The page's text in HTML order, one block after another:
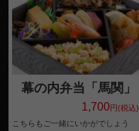
幕の内弁当「馬関」
1,700円(税込)
こちらもご一緒にいかがでしょう